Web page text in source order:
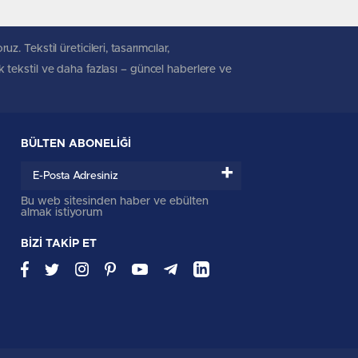
Tekstil üreticileri, tasarımcılar,
tekstil ve daha fazlası – güncel haberlere ve
BÜLTEN ABONELİĞİ
+
Bu web sitesinden haber ve ebülten
almak istiyorum
BİZİ TAKİP ET